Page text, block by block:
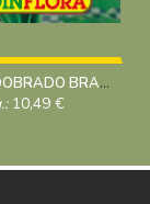
AMARILIS DOBRADO BRANCO C/1
10,49 €